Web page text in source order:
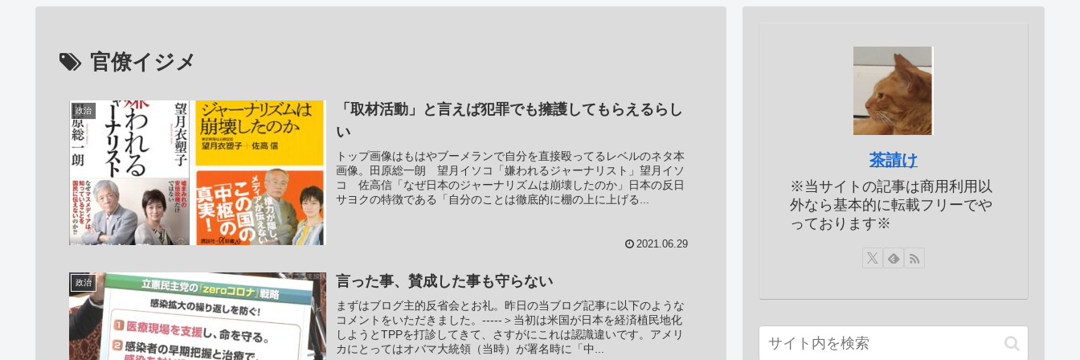
官僚イジメ
政治
「取材活動」と言えば犯罪でも擁護してもらえるらし
い
トップ画像はもはやブーメランで自分を直接殴ってるレベルのネタ本
画像。田原総一朗 望月イソコ「嫌われるジャーナリスト」望月イソ
コ 佐高信「なぜ日本のジャーナリズムは崩壊したのか」日本の反日
サヨクの特徴である「自分のことは徹底的に棚の上に上げる...
2021.06.29
政治 言った事、賛成した事も守らない
まずはブログ主的反省会とお礼。昨日の当ブログ記事に以下のような
コメントをいただきました。-----＞当初は米国が日本を経済植民地化
しようとTPPを打診してきて、さすがにこれは認識違いです。アメリ
カにとってはオバマ大統領（当時）が署名時に「中...
茶請け
※当サイトの記事は商用利用以
外なら基本的に転載フリーでや
っております※